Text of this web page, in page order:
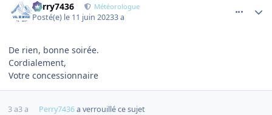
Perry7436 Météorologue
Posté(e) le 11 juin 20233 a
De rien, bonne soirée.
Cordialement,
Votre concessionnaire
3 a3 a Perry7436a verrouillé ce sujet